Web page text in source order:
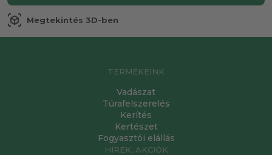
view_in_ar Megtekintés 3D-ben
TERMÉKEINK
Vadászat
Túrafelszerelés
Kerítés
Kertészet
Fogyasztói elállás
HÍREK, AKCIÓK